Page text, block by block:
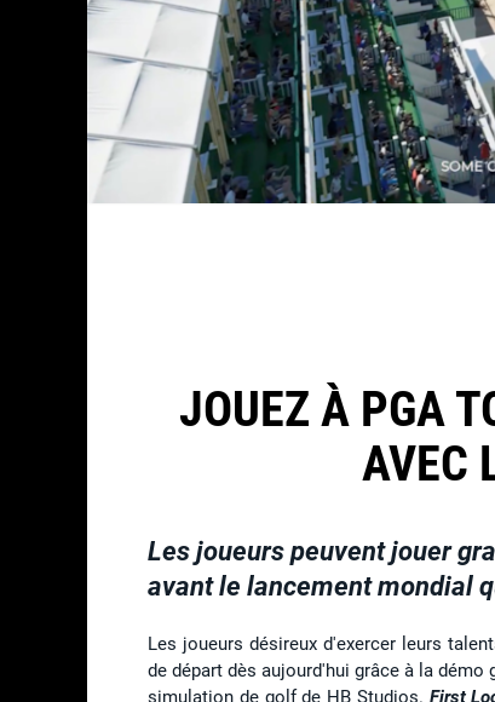
JOUEZ À PGA
AVEC
Les joueurs peuvent jouer
avant le lancement mondial
Les joueurs désireux d'exercer leurs
de départ dès aujourd'hui grâce à la démo
simulation de golf de HB Studios. First